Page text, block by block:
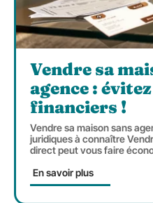
Vendre sa
agence :
financiers !
Vendre sa maison sans
juridiques à connaître
direct peut vous faire
En savoir plus